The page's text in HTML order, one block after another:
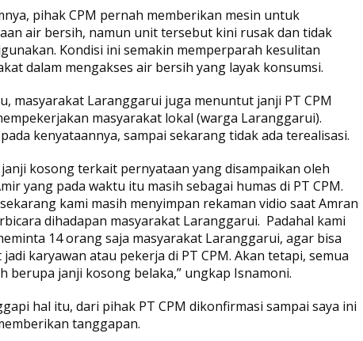
pihak CPM pernah memberikan mesin untuk
air bersih, namun unit tersebut kini rusak dan tidak
Kondisi ini semakin memperparah kesulitan
dalam mengakses air bersih yang layak konsumsi.
masyarakat Laranggarui juga menuntut janji PT CPM
masyarakat lokal (warga Laranggarui).
kenyataannya, sampai sekarang tidak ada terealisasi.
janji kosong terkait pernyataan yang disampaikan oleh
yang pada waktu itu masih sebagai humas di PT CPM.
kami masih menyimpan rekaman vidio saat Amran
dihadapan masyarakat Laranggarui. Padahal kami
14 orang saja masyarakat Laranggarui, agar bisa
karyawan atau pekerja di PT CPM. Akan tetapi, semua
berupa janji kosong belaka,” ungkap Isnamoni.
hal itu, dari pihak PT CPM dikonfirmasi sampai saya ini
tanggapan.